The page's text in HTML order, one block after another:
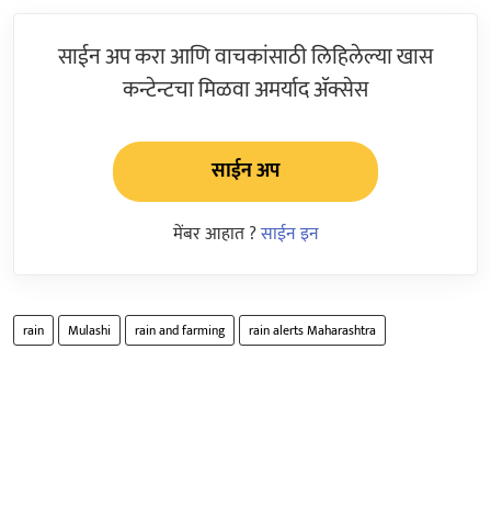
साईन अप करा आणि वाचकांसाठी लिहिलेल्या खास
कन्टेन्टचा मिळवा अमर्याद ॲक्सेस
साईन अप
मेंबर आहात ?साईन इन
rain Mulashi rain and farming rain alerts Maharashtra